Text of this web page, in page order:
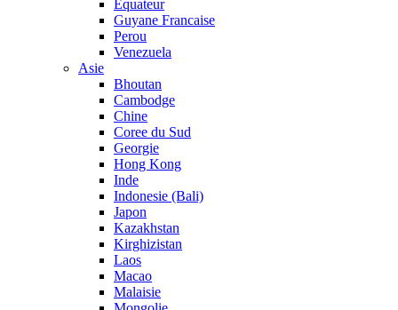
Equateur
Guyane Francaise
Perou
Venezuela
Asie
Bhoutan
Cambodge
Chine
Coree du Sud
Georgie
Hong Kong
Inde
Indonesie (Bali)
Japon
Kazakhstan
Kirghizistan
Laos
Macao
Malaisie